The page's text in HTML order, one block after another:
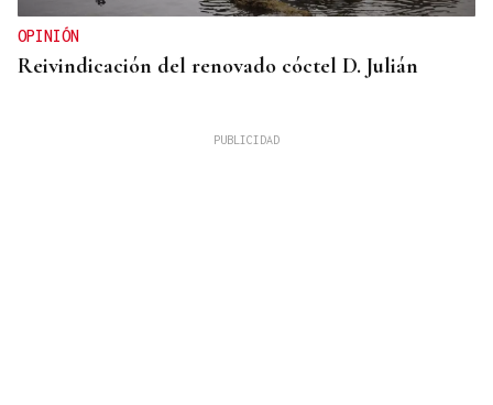
OPINIÓN
Reivindicación del renovado cóctel D. Julián